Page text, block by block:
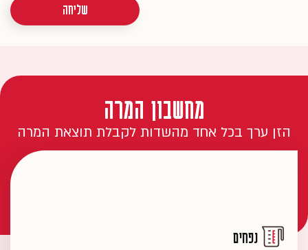
שליחה
מחשבון המרה
הזן ערך בכל אחד מהשדות לקבלת תוצאת המרה
נפחים